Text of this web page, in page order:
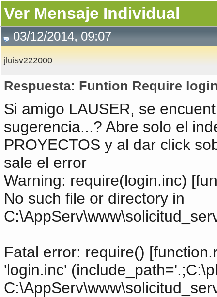
Ver Mensaje Individual
03/12/2014, 09:07
jluisv222000
Respuesta: Funtion Require
Si amigo LAUSER, se
sugerencia...? Abre solo el
PROYECTOS y al dar click
sale el error
Warning: require(login.inc)
No such file or directory in
Fatal error: require()
'login.inc'